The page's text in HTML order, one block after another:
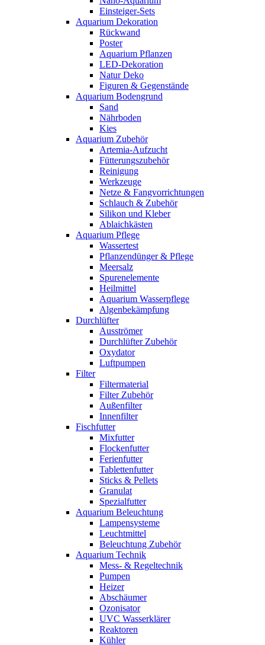
Einsteiger-Sets
Aquarium Dekoration
Rückwand
Poster
Aquarium Pflanzen
LED-Dekoration
Natur Deko
Figuren & Gegenstände
Aquarium Bodengrund
Sand
Nährboden
Kies
Aquarium Zubehör
Artemia-Aufzucht
Fütterungszubehör
Reinigung
Werkzeuge
Netze & Fangvorrichtungen
Schlauch & Zubehör
Silikon und Kleber
Ablaichkästen
Aquarium Pflege
Wassertest
Pflanzendünger & Pflege
Meersalz
Spurenelemente
Heilmittel
Aquarium Wasserpflege
Algenbekämpfung
Durchlüfter
Ausströmer
Durchlüfter Zubehör
Oxydator
Luftpumpen
Filter
Filtermaterial
Filter Zubehör
Außenfilter
Innenfilter
Fischfutter
Mixfutter
Flockenfutter
Ferienfutter
Tablettenfutter
Sticks & Pellets
Granulat
Spezialfutter
Aquarium Beleuchtung
Lampensysteme
Leuchtmittel
Beleuchtung Zubehör
Aquarium Technik
Mess- & Regeltechnik
Pumpen
Heizer
Abschäumer
Ozonisator
UVC Wasserklärer
Reaktoren
Kühler